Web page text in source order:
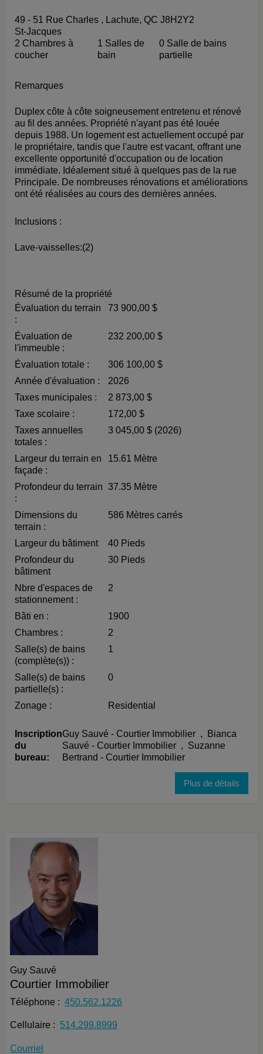
49 - 51 Rue Charles , Lachute, QC J8H2Y2
St-Jacques
2 Chambres à
coucher
1 Salles de
bain
0 Salle de bains
partielle
Remarques
Duplex côte à côte soigneusement entretenu et rénové
au fil des années. Propriété n'ayant pas été louée
depuis 1988. Un logement est actuellement occupé par
le propriétaire, tandis que l'autre est vacant, offrant une
excellente opportunité d'occupation ou de location
immédiate. Idéalement situé à quelques pas de la rue
Principale. De nombreuses rénovations et améliorations
ont été réalisées au cours des dernières années.
Inclusions :
Lave-vaisselles:(2)
Résumé de la propriété
Évaluation du terrain
:
73 900,00 $
Évaluation de
l'immeuble :
232 200,00 $
Évaluation totale :
306 100,00 $
Année d'évaluation :
2026
Taxes municipales :
2 873,00 $
Taxe scolaire :
172,00 $
Taxes annuelles
totales :
3 045,00 $ (2026)
Largeur du terrain en
façade :
15.61 Mètre
Profondeur du terrain
:
37.35 Mètre
Dimensions du
terrain :
586 Mètres carrés
Largeur du bâtiment
40 Pieds
Profondeur du
bâtiment
30 Pieds
Nbre d'espaces de
stationnement :
2
Bâti en :
1900
Chambres :
2
Salle(s) de bains
(complète(s)) :
1
Salle(s) de bains
partielle(s) :
0
Zonage : Residential
Inscription
du
bureau:
Guy Sauvé - Courtier Immobilier ,
Bianca
Sauvé - Courtier Immobilier , Suzanne
Bertrand - Courtier Immobilier
Plus de détails
Guy Sauvé
Courtier Immobilier
Téléphone : 450.562.1226
Cellulaire : 514.299.8999
Courriel